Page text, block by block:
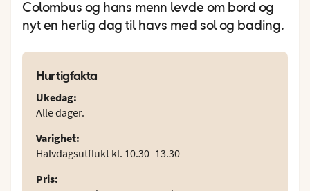
Colombus og hans menn levde om bord og
nyt en herlig dag til havs med sol og bading.
Hurtigfakta
Ukedag:
Alle dager.
Varighet:
Halvdagsutflukt kl. 10.30–13.30
Pris: